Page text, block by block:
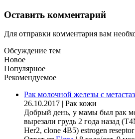
Оставить комментарий
Для отправки комментария вам
Обсуждение тем
Новое
Популярное
Рекомендуемое
Рак молочной железы с
26.10.2017 | Рак кожи
Добрый день, у мамы был рак
вырезали грудь 2 года назад
Her2, clone 4B5) estrogen